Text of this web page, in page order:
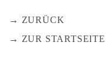
ZURÜCK
ZUR STARTSEITE